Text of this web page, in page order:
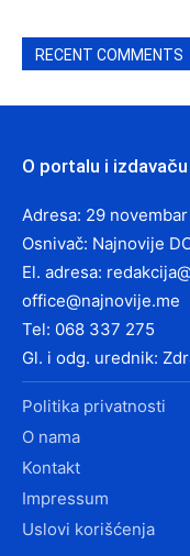
RECENT COMMENTS
O portalu i izdavaču
Adresa: 29
Osnivač: Najnovije
El. adresa:
office@najnovije.me
Tel: 068 337 275
Gl. i odg. urednik:
Politika privatnosti
O nama
Kontakt
Impressum
Uslovi korišćenja